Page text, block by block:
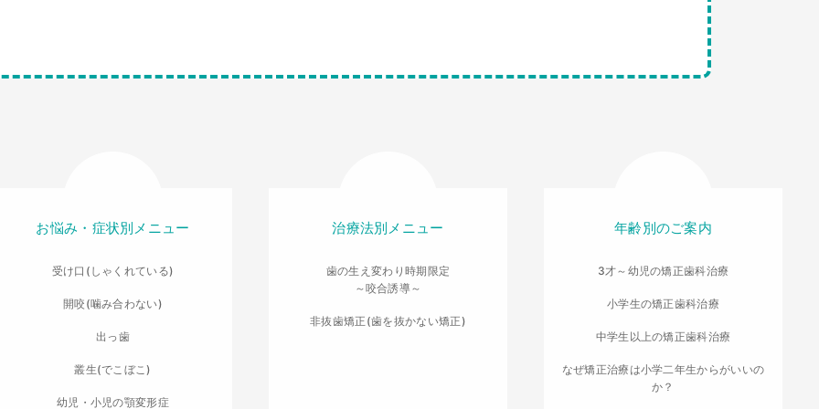
お悩み・症状別メニュー
受け口(しゃくれている)
開咬(噛み合わない)
出っ歯
叢生(でこぼこ)
幼児・小児の顎変形症
治療法別メニュー
歯の生え変わり時期限定
～咬合誘導～
非抜歯矯正(歯を抜かない矯正)
年齢別のご案内
3才～幼児の矯正歯科治療
小学生の矯正歯科治療
中学生以上の矯正歯科治療
なぜ矯正治療は小学二年生からがいいの
か？